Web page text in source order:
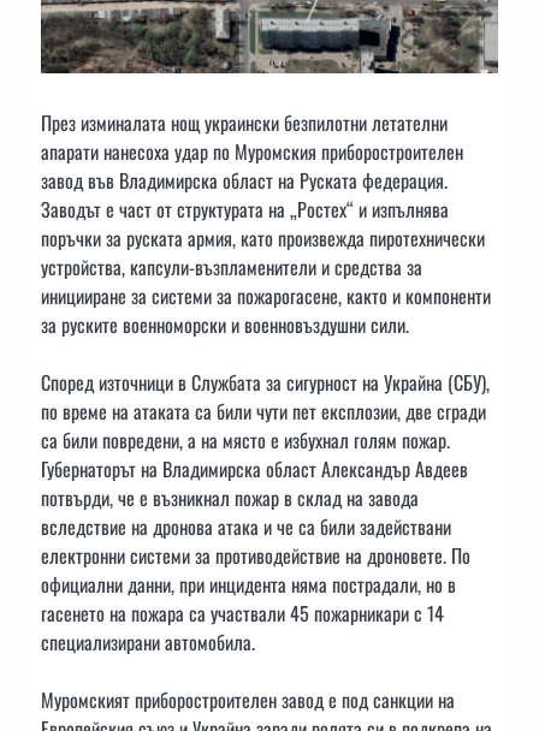
През изминалата нощ украински безпилотни летателни
апарати нанесоха удар по Муромския приборостроителен
завод във Владимирска област на Руската федерация.
Заводът е част от структурата на „Ростех“ и изпълнява
поръчки за руската армия, като произвежда пиротехнически
устройства, капсули-възпламенители и средства за
иницииране за системи за пожарогасене, както и компоненти
за руските военноморски и военновъздушни сили.
Според източници в Службата за сигурност на Украйна (СБУ),
по време на атаката са били чути пет експлозии, две сгради
са били повредени, а на място е избухнал голям пожар.
Губернаторът на Владимирска област Александър Авдеев
потвърди, че е възникнал пожар в склад на завода
вследствие на дронова атака и че са били задействани
електронни системи за противодействие на дроновете. По
официални данни, при инцидента няма пострадали, но в
гасенето на пожара са участвали 45 пожарникари с 14
специализирани автомобила.
Муромският приборостроителен завод е под санкции на